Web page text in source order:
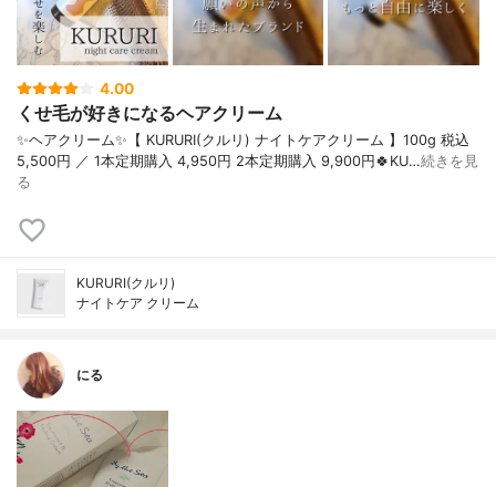
4.00
くせ毛が好きになるヘアクリーム
✨ヘアクリーム✨【 KURURI(クルリ) ナイトケアクリーム 】100g 税込
5,500円 ／ 1本定期購入 4,950円 2本定期購入 9,900円🍀KU…続きを見
る
KURURI(クルリ)
ナイトケア クリーム
にる